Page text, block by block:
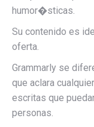
humor�sticas.
Su contenido es
oferta.
Grammarly se
que aclara
escritas que
personas.